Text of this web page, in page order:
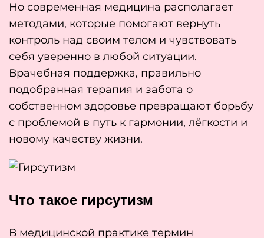
Но современная медицина располагает
методами, которые помогают вернуть
контроль над своим телом и чувствовать
себя уверенно в любой ситуации.
Врачебная поддержка, правильно
подобранная терапия и забота о
собственном здоровье превращают борьбу
с проблемой в путь к гармонии, лёгкости и
новому качеству жизни.
Что такое гирсутизм
В медицинской практике термин